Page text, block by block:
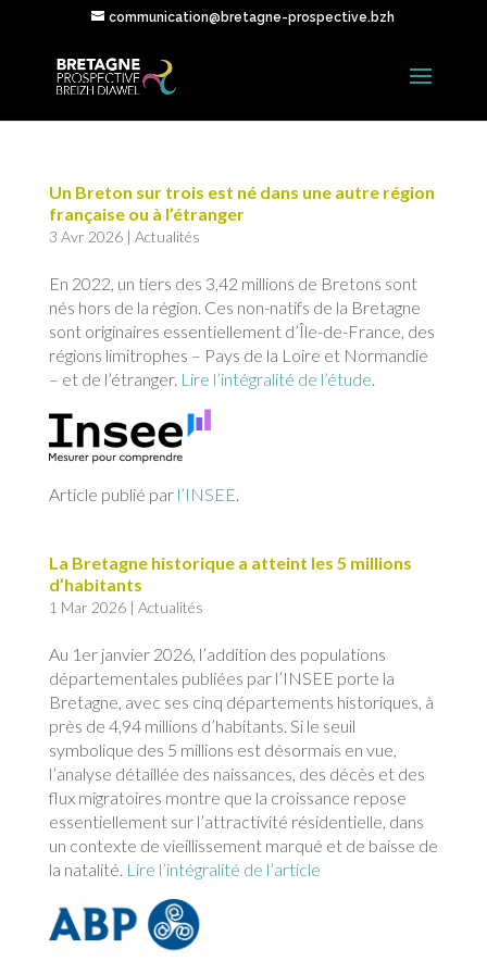
communication@bretagne-prospective.bzh
Un Breton sur trois est né dans une autre région
française ou à l’étranger
3 Avr 2026| Actualités
En 2022, un tiers des 3,42 millions de Bretons sont
nés hors de la région. Ces non-natifs de la Bretagne
sont originaires essentiellement d’Île-de-France, des
régions limitrophes – Pays de la Loire et Normandie
– et de l’étranger. Lire l’intégralité de l’étude.
Article publié par l’INSEE.
La Bretagne historique a atteint les 5 millions
d’habitants
1 Mar 2026| Actualités
Au 1er janvier 2026, l’addition des populations
départementales publiées par l’INSEE porte la
Bretagne, avec ses cinq départements historiques, à
près de 4,94 millions d’habitants. Si le seuil
symbolique des 5 millions est désormais en vue,
l’analyse détaillée des naissances, des décès et des
flux migratoires montre que la croissance repose
essentiellement sur l’attractivité résidentielle, dans
un contexte de vieillissement marqué et de baisse de
la natalité. Lire l’intégralité de l’article